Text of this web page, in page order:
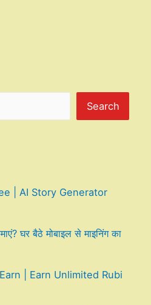
Search
| AI Story Generator
घर बैठे मोबाइल से माइनिंग का
| Earn Unlimited Rubi